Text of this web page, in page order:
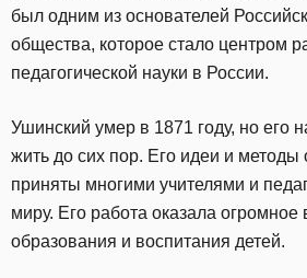
был одним из основателей
общества, которое стало центром
педагогической науки в России.
Ушинский умер в 1871 году, но его
жить до сих пор. Его идеи и методы
приняты многими учителями и
миру. Его работа оказала огромное
образования и воспитания детей.